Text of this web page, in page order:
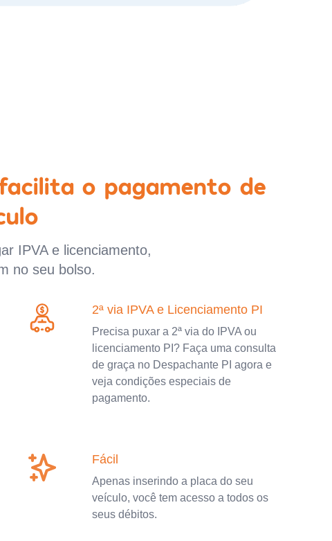
o pagamento de
IPVA e licenciamento,
no seu bolso.
2ª via IPVA e Licenciamento PI
Precisa puxar a 2ª via do IPVA ou
licenciamento PI? Faça uma consulta
de graça no Despachante PI agora e
veja condições especiais de
pagamento.
Fácil
Apenas inserindo a placa do seu
veículo, você tem acesso a todos os
seus débitos.